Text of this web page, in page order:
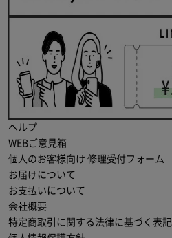
ヘルプ
WEBご意見箱
個人のお客様向け 修理受付フォーム
お届けについて
お支払いについて
会社概要
特定商取引に関する法律に基づく表記